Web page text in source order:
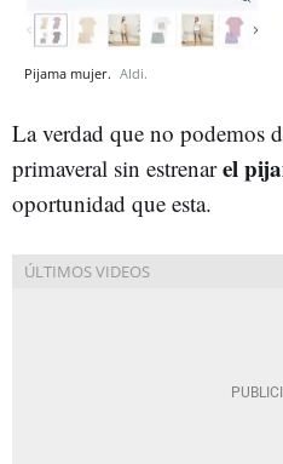
Pijama mujer. Aldi.
La verdad que no podemos
primaveral sin estrenarel
oportunidad que esta.